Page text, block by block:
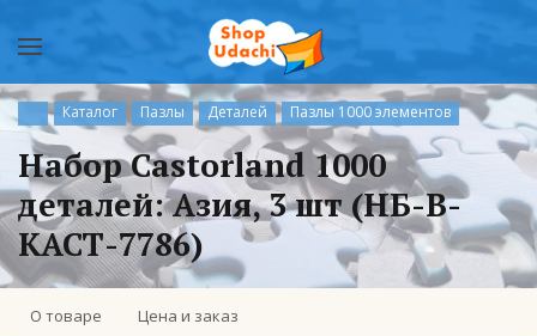
Каталог Пазлы Деталей Пазлы 1000 элементов
Набор Castorland 1000
деталей: Азия, 3 шт (НБ-В-
КАСТ-7786)
О товаре Цена и заказ